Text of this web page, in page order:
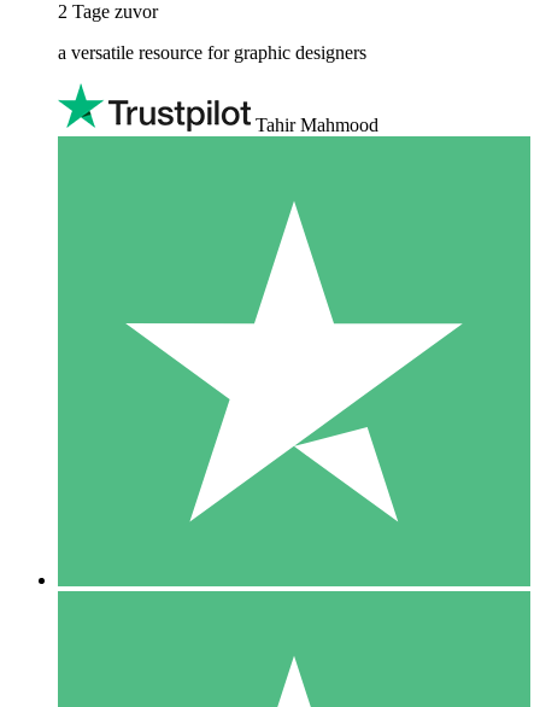
2 Tage zuvor
a versatile resource for graphic designers
Tahir Mahmood